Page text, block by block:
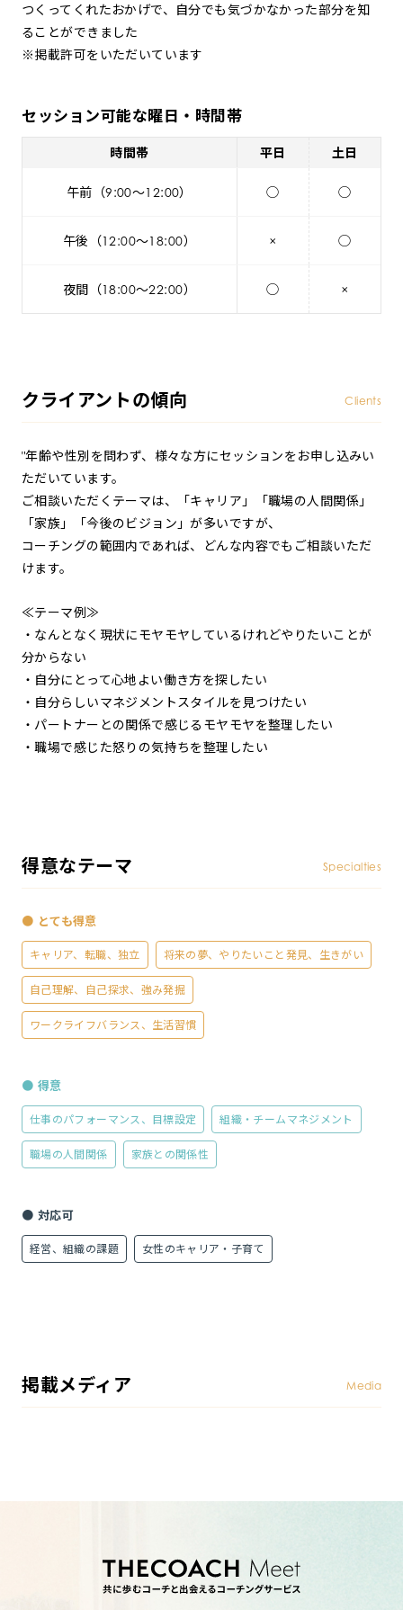
つくってくれたおかげで、自分でも気づかなかった部分を知
ることができました
※掲載許可をいただいています
セッション可能な曜日・時間帯
時間帯 平日 土日
午前（9:00～12:00） ◯ ◯
午後（12:00～18:00） × ◯
夜間（18:00～22:00） ◯ ×
クライアントの傾向 Clients
"年齢や性別を問わず、様々な方にセッションをお申し込みい
ただいています。
ご相談いただくテーマは、「キャリア」「職場の人間関係」
「家族」「今後のビジョン」が多いですが、
コーチングの範囲内であれば、どんな内容でもご相談いただ
けます。
≪テーマ例≫
・なんとなく現状にモヤモヤしているけれどやりたいことが
分からない
・自分にとって心地よい働き方を探したい
・自分らしいマネジメントスタイルを見つけたい
・パートナーとの関係で感じるモヤモヤを整理したい
・職場で感じた怒りの気持ちを整理したい
得意なテーマ Specialties
● とても得意
キャリア、転職、独立 将来の夢、やりたいこと発見、生きがい
自己理解、自己探求、強み発掘
ワークライフバランス、生活習慣
● 得意
仕事のパフォーマンス、目標設定 組織・チームマネジメント
職場の人間関係 家族との関係性
● 対応可
経営、組織の課題 女性のキャリア・子育て
掲載メディア Media